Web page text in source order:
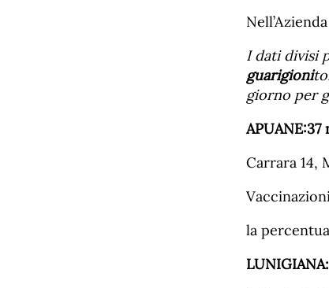
I dati divisi
guarigioni
giorno per
APUANE:37
Carrara 14,
la
LUNIGIANA: